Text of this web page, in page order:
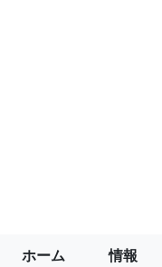
ホーム 情報